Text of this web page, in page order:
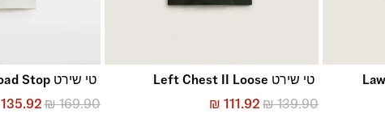
טי שירט Left Chest II Loose
₪139.90
₪ 111.92
טי שירט Road Stop
₪169.90
135.92